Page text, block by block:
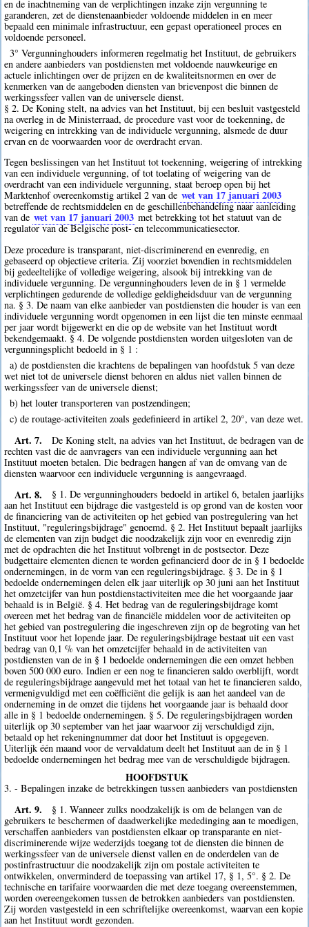
en de inachtneming van de verplichtingen inzake zijn vergunning te
garanderen, zet de dienstenaanbieder voldoende middelen in en meer
bepaald een minimale infrastructuur, een gepast operationeel proces en
voldoende personeel.
3° Vergunninghouders informeren regelmatig het Instituut, de gebruikers
en andere aanbieders van postdiensten met voldoende nauwkeurige en
actuele inlichtingen over de prijzen en de kwaliteitsnormen en over de
kenmerken van de aangeboden diensten van brievenpost die binnen de
werkingssfeer vallen van de universele dienst.
§ 2. De Koning stelt, na advies van het Instituut, bij een besluit vastgesteld
na overleg in de Ministerraad, de procedure vast voor de toekenning, de
weigering en intrekking van de individuele vergunning, alsmede de duur
ervan en de voorwaarden voor de overdracht ervan.
Tegen beslissingen van het Instituut tot toekenning, weigering of intrekking
van een individuele vergunning, of tot toelating of weigering van de
overdracht van een individuele vergunning, staat beroep open bij het
Marktenhof overeenkomstig artikel 2 van de wet van 17 januari 2003
betreffende de rechtsmiddelen en de geschillenbehandeling naar aanleiding
van de wet van 17 januari 2003 met betrekking tot het statuut van de
regulator van de Belgische post- en telecommunicatiesector.
Deze procedure is transparant, niet-discriminerend en evenredig, en
gebaseerd op objectieve criteria. Zij voorziet bovendien in rechtsmiddelen
bij gedeeltelijke of volledige weigering, alsook bij intrekking van de
individuele vergunning. De vergunninghouders leven de in § 1 vermelde
verplichtingen gedurende de volledige geldigheidsduur van de vergunning
na. § 3. De naam van elke aanbieder van postdiensten die houder is van een
individuele vergunning wordt opgenomen in een lijst die ten minste eenmaal
per jaar wordt bijgewerkt en die op de website van het Instituut wordt
bekendgemaakt. § 4. De volgende postdiensten worden uitgesloten van de
vergunningsplicht bedoeld in § 1 :
a) de postdiensten die krachtens de bepalingen van hoofdstuk 5 van deze
wet niet tot de universele dienst behoren en aldus niet vallen binnen de
werkingssfeer van de universele dienst;
b) het louter transporteren van postzendingen;
c) de routage-activiteiten zoals gedefinieerd in artikel 2, 20°, van deze wet.
Art. 7.
De Koning stelt, na advies van het Instituut, de bedragen van de
rechten vast die de aanvragers van een individuele vergunning aan het
Instituut moeten betalen. Die bedragen hangen af van de omvang van de
diensten waarvoor een individuele vergunning is aangevraagd.
Art. 8.
§ 1. De vergunninghouders bedoeld in artikel 6, betalen jaarlijks
aan het Instituut een bijdrage die vastgesteld is op grond van de kosten voor
de financiering van de activiteiten op het gebied van postregulering van het
Instituut, "reguleringsbijdrage" genoemd. § 2. Het Instituut bepaalt jaarlijks
de elementen van zijn budget die noodzakelijk zijn voor en evenredig zijn
met de opdrachten die het Instituut volbrengt in de postsector. Deze
budgettaire elementen dienen te worden gefinancierd door de in § 1 bedoelde
ondernemingen, in de vorm van een reguleringsbijdrage. § 3. De in § 1
bedoelde ondernemingen delen elk jaar uiterlijk op 30 juni aan het Instituut
het omzetcijfer van hun postdienstactiviteiten mee die het voorgaande jaar
behaald is in België. § 4. Het bedrag van de reguleringsbijdrage komt
overeen met het bedrag van de financiële middelen voor de activiteiten op
het gebied van postregulering die ingeschreven zijn op de begroting van het
Instituut voor het lopende jaar. De reguleringsbijdrage bestaat uit een vast
bedrag van 0,1 % van het omzetcijfer behaald in de activiteiten van
postdiensten van de in § 1 bedoelde ondernemingen die een omzet hebben
boven 500 000 euro. Indien er een nog te financieren saldo overblijft, wordt
de reguleringsbijdrage aangevuld met het totaal van het te financieren saldo,
vermenigvuldigd met een coëfficiënt die gelijk is aan het aandeel van de
onderneming in de omzet die tijdens het voorgaande jaar is behaald door
alle in § 1 bedoelde ondernemingen. § 5. De reguleringsbijdragen worden
uiterlijk op 30 september van het jaar waarvoor zij verschuldigd zijn,
betaald op het rekeningnummer dat door het Instituut is opgegeven.
Uiterlijk één maand voor de vervaldatum deelt het Instituut aan de in § 1
bedoelde ondernemingen het bedrag mee van de verschuldigde bijdragen.
HOOFDSTUK
3. - Bepalingen inzake de betrekkingen tussen aanbieders van postdiensten
Art. 9.
§ 1. Wanneer zulks noodzakelijk is om de belangen van de
gebruikers te beschermen of daadwerkelijke mededinging aan te moedigen,
verschaffen aanbieders van postdiensten elkaar op transparante en niet-
discriminerende wijze wederzijds toegang tot de diensten die binnen de
werkingssfeer van de universele dienst vallen en de onderdelen van de
postinfrastructuur die noodzakelijk zijn om postale activiteiten te
ontwikkelen, onverminderd de toepassing van artikel 17, § 1, 5°. § 2. De
technische en tarifaire voorwaarden die met deze toegang overeenstemmen,
worden overeengekomen tussen de betrokken aanbieders van postdiensten.
Zij worden vastgesteld in een schriftelijke overeenkomst, waarvan een kopie
aan het Instituut wordt gezonden.